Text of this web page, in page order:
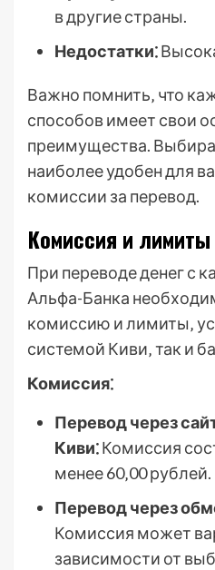
в другие страны.
Недостатки⁚
Важно помнить‚ что
способов имеет свои
преимущества.
наиболее удобен для
комиссии за перевод.
Комиссия и лимиты
При переводе денег с
Альфа-Банка
комиссию и лимиты‚
системой Киви‚ так и
Комиссия⁚
Перевод через
Киви⁚Комиссия
менее 60‚00 рублей.
Перевод через
Комиссия может
зависимости от